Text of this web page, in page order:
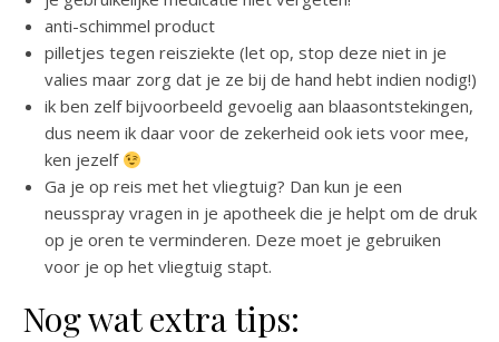
anti-schimmel product
pilletjes tegen reisziekte (let op, stop deze niet in je
valies maar zorg dat je ze bij de hand hebt indien nodig!)
ik ben zelf bijvoorbeeld gevoelig aan blaasontstekingen,
dus neem ik daar voor de zekerheid ook iets voor mee,
ken jezelf
Ga je op reis met het vliegtuig? Dan kun je een
neusspray vragen in je apotheek die je helpt om de druk
op je oren te verminderen. Deze moet je gebruiken
voor je op het vliegtuig stapt.
Nog wat extra tips: